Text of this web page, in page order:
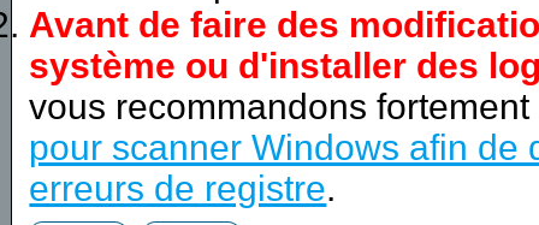
Avant de faire des
système ou d'installer des
vous recommandons
pour scanner Windows afin de
erreurs de registre.